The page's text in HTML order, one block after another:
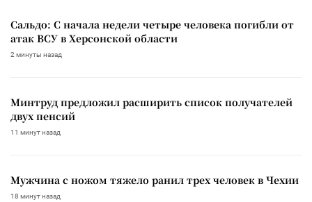
Сальдо: С начала недели четыре человека погибли от
атак ВСУ в Херсонской области
2 минуты назад
Минтруд предложил расширить список получателей
двух пенсий
11 минут назад
Мужчина с ножом тяжело ранил трех человек в Чехии
18 минут назад